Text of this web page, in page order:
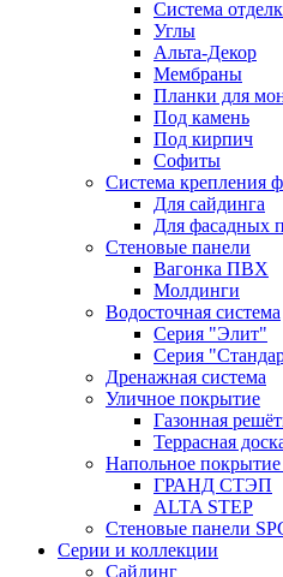
Система
Углы
Альта-Декор
Мембраны
Планки для
Под камень
Под кирпич
Софиты
Система крепления
Для сайдинга
Для фасадных
Стеновые панели
Вагонка ПВХ
Молдинги
Водосточная система
Серия "Элит"
Серия
Дренажная система
Уличное покрытие
Газонная
Террасная
Напольное покрытие
ГРАНД СТЭП
ALTA STEP
Стеновые панели
Серии и коллекции
Сайдинг